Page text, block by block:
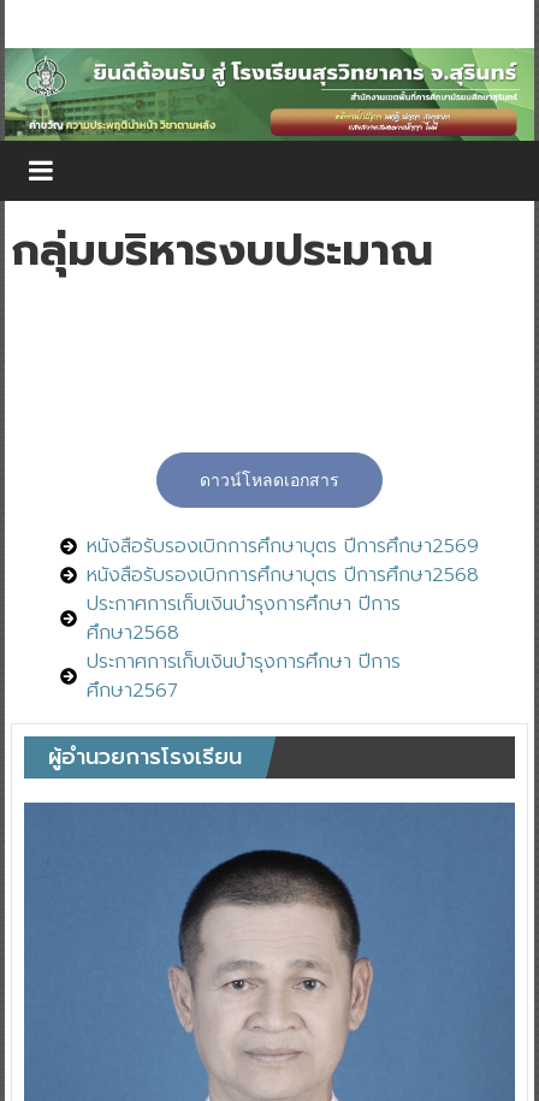
กลุ่มบริหารงบประมาณ
ดาวน์โหลดเอกสาร
หนังสือรับรองเบิกการศึกษาบุตร ปีการศึกษา2569
หนังสือรับรองเบิกการศึกษาบุตร ปีการศึกษา2568
ประกาศการเก็บเงินบำรุงการศึกษา ปีการ
ศึกษา2568
ประกาศการเก็บเงินบำรุงการศึกษา ปีการ
ศึกษา2567
ผู้อำนวยการโรงเรียน